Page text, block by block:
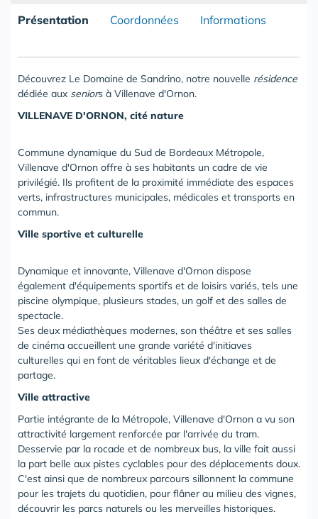
Présentation Coordonnées Informations
Découvrez Le Domaine de Sandrino, notre nouvelle résidence
dédiée aux seniors à Villenave d'Ornon.
VILLENAVE D'ORNON, cité nature
Commune dynamique du Sud de Bordeaux Métropole,
Villenave d'Ornon offre à ses habitants un cadre de vie
privilégié. Ils profitent de la proximité immédiate des espaces
verts, infrastructures municipales, médicales et transports en
commun.
Ville sportive et culturelle
Dynamique et innovante, Villenave d'Ornon dispose
également d'équipements sportifs et de loisirs variés, tels une
piscine olympique, plusieurs stades, un golf et des salles de
spectacle.
Ses deux médiathèques modernes, son théâtre et ses salles
de cinéma accueillent une grande variété d'initiaves
culturelles qui en font de véritables lieux d'échange et de
partage.
Ville attractive
Partie intégrante de la Métropole, Villenave d'Ornon a vu son
attractivité largement renforcée par l'arrivée du tram.
Desservie par la rocade et de nombreux bus, la ville fait aussi
la part belle aux pistes cyclables pour des déplacements doux.
C'est ainsi que de nombreux parcours sillonnent la commune
pour les trajets du quotidien, pour flâner au milieu des vignes,
découvrir les parcs naturels ou les merveilles historiques.